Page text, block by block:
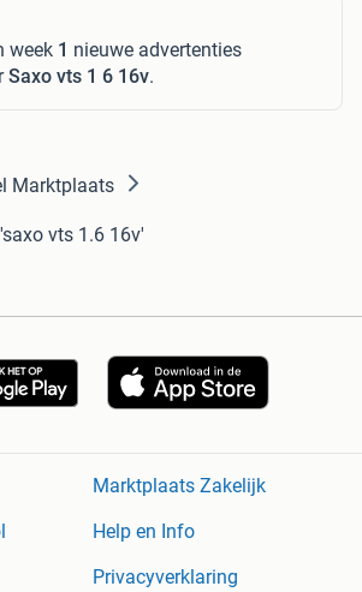
week 1 nieuwe advertenties
Saxo vts 1 6 16v.
Marktplaats
vts 1.6 16v'
Marktplaats Zakelijk
Help en Info
Privacyverklaring